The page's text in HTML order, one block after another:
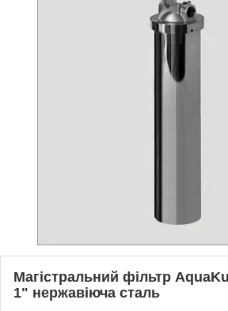
Магістральний фільтр
1" нержавіюча сталь